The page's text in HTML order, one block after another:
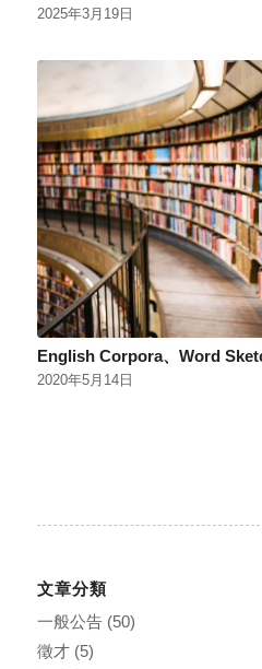
2025年3月19日
English Corpora、Word
2020年5月14日
文章分類
一般公告(50)
徵才(5)